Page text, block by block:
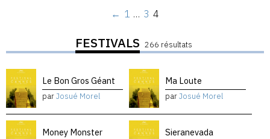
← 1 … 3 4
FESTIVALS 266 résultats
Le Bon Gros Géant
parJosué Morel
Ma Loute
parJosué Morel
Money Monster Sieranevada